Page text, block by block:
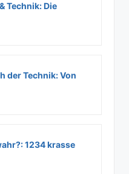
Technik: Die
der Technik: Von
1234 krasse